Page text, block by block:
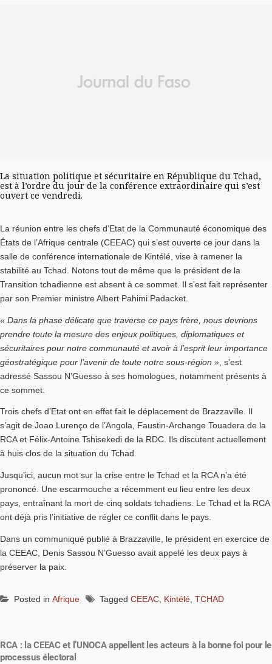
La situation politique et sécuritaire en République du Tchad,
est à l’ordre du jour de la conférence extraordinaire qui s’est
ouvert ce vendredi.
La réunion entre les chefs d’Etat de la Communauté économique des
États de l’Afrique centrale (CEEAC) qui s’est ouverte ce jour dans la
salle de conférence internationale de Kintélé, vise à ramener la
stabilité au Tchad. Notons tout de même que le président de la
Transition tchadienne est absent à ce sommet. Il s’est fait représenter
par son Premier ministre Albert Pahimi Padacket.
« Dans la phase délicate que traverse ce pays frère, nous devrions
prendre toute la mesure des enjeux politiques, diplomatiques et
sécuritaires pour notre communauté et avoir à l’esprit leur importance
géostratégique pour l’avenir de toute notre sous-région » , s’est
adressé Sassou N’Guesso à ses homologues, notamment présents à
ce sommet.
Trois chefs d’Etat ont en effet fait le déplacement de Brazzaville. Il
s’agit de Joao Lurenço de l’Angola, Faustin-Archange Touadera de la
RCA et Félix-Antoine Tshisekedi de la RDC. Ils discutent actuellement
à huis clos de la situation du Tchad.
Jusqu’ici, aucun mot sur la crise entre le Tchad et la RCA n’a été
prononcé. Une escarmouche a récemment eu lieu entre les deux
pays, entraînant la mort de cinq soldats tchadiens. Le Tchad et la RCA
ont déjà pris l’initiative de régler ce conflit dans le pays.
Dans un communiqué publié à Brazzaville, le président en exercice de
la CEEAC, Denis Sassou N’Guesso avait appelé les deux pays à
préserver la paix.
Posted in Afrique Tagged CEEAC Kintélé TCHAD
RCA : la CEEAC et l’UNOCA appellent les acteurs à la bonne foi pour le
processus électoral